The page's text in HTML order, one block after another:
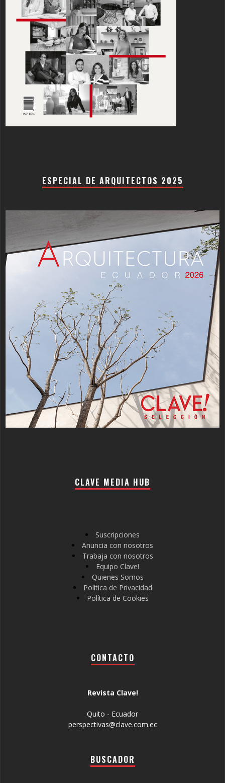
ESPECIAL DE ARQUITECTOS 2025
CLAVE MEDIA HUB
Suscripciones
Anuncia con nosotros
Trabaja con nosotros
Equipo Clave!
Quienes Somos
Política de Privacidad
Política de Cookies
CONTACTO
Revista Clave!
Quito - Ecuador
perspectivas@clave.com.ec
BUSCADOR